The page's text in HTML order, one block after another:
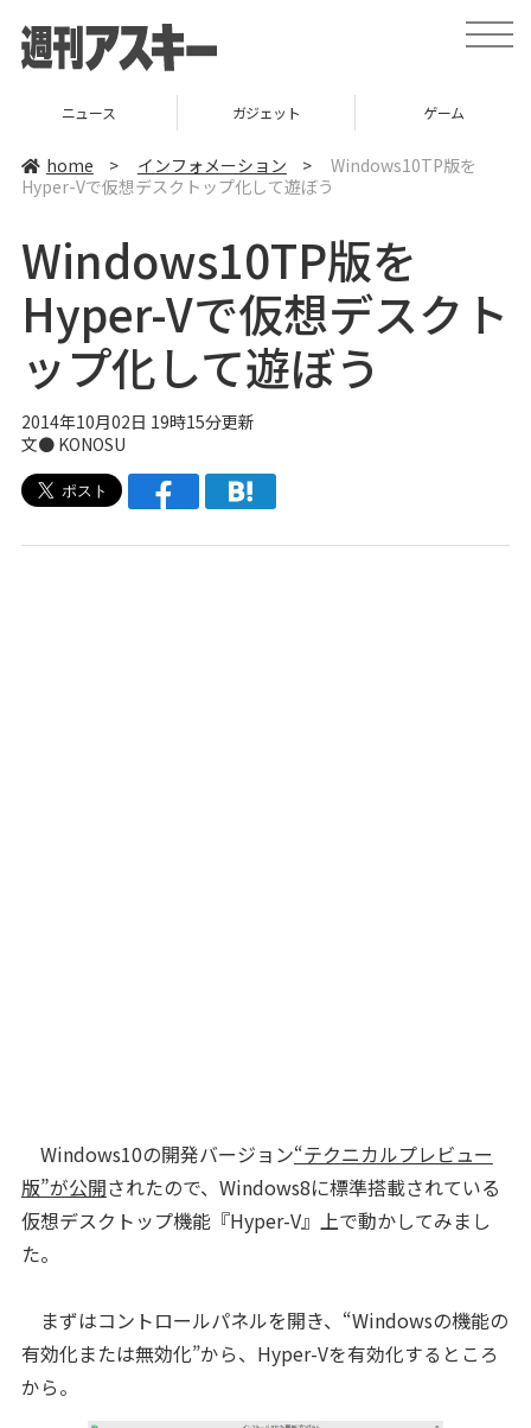
t
o
ニュース ガジェット ゲーム
home > インフォメーション >
Windows10TP版を
Hyper-Vで仮想デスクトップ化して遊ぼう
Windows10TP版を
Hyper-Vで仮想デスクト
ップ化して遊ぼう
2014年10月02日 19時15分更新
文● KONOSU
Windows10の開発バージョン“テクニカルプレビュー
版”が公開されたので、Windows8に標準搭載されている
仮想デスクトップ機能『Hyper-V』上で動かしてみまし
た。
まずはコントロールパネルを開き、“Windowsの機能の
有効化または無効化”から、Hyper-Vを有効化するところ
から。